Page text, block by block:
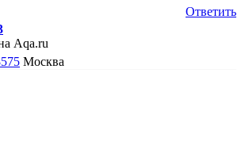
Ответить
Aqa.ru
Москва